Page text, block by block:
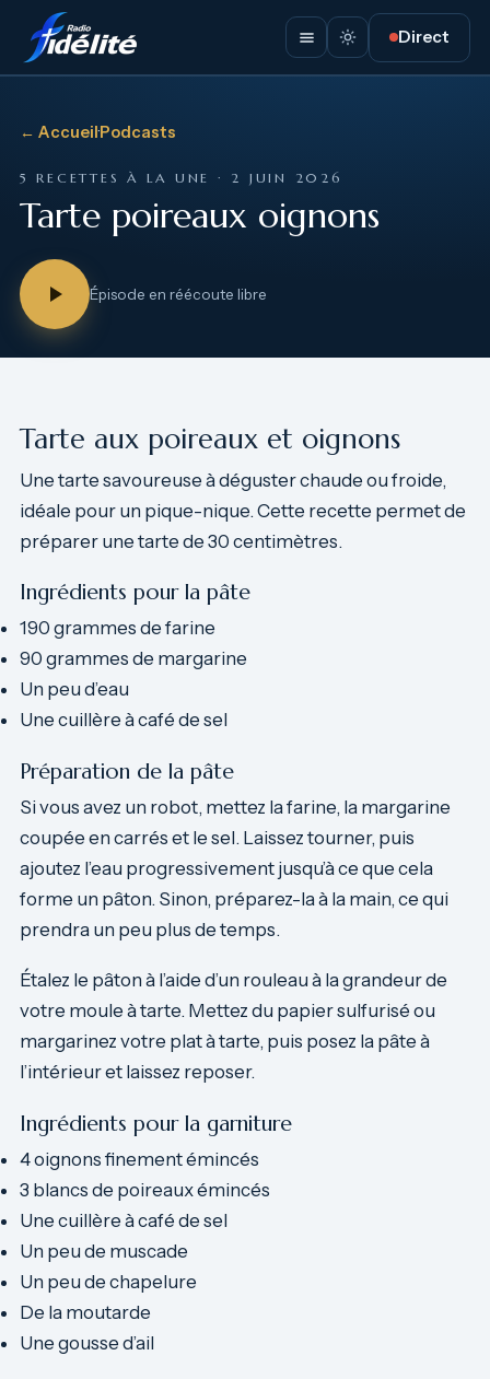
Direct
← Accueil·Podcasts
5 RECETTES À LA UNE · 2 JUIN 2026
Tarte poireaux oignons
Épisode en réécoute libre
Tarte aux poireaux et oignons
Une tarte savoureuse à déguster chaude ou froide,
idéale pour un pique-nique. Cette recette permet de
préparer une tarte de 30 centimètres.
Ingrédients pour la pâte
190 grammes de farine
90 grammes de margarine
Un peu d’eau
Une cuillère à café de sel
Préparation de la pâte
Si vous avez un robot, mettez la farine, la margarine
coupée en carrés et le sel. Laissez tourner, puis
ajoutez l’eau progressivement jusqu’à ce que cela
forme un pâton. Sinon, préparez-la à la main, ce qui
prendra un peu plus de temps.
Étalez le pâton à l’aide d’un rouleau à la grandeur de
votre moule à tarte. Mettez du papier sulfurisé ou
margarinez votre plat à tarte, puis posez la pâte à
l’intérieur et laissez reposer.
Ingrédients pour la garniture
4 oignons finement émincés
3 blancs de poireaux émincés
Une cuillère à café de sel
Un peu de muscade
Un peu de chapelure
De la moutarde
Une gousse d’ail